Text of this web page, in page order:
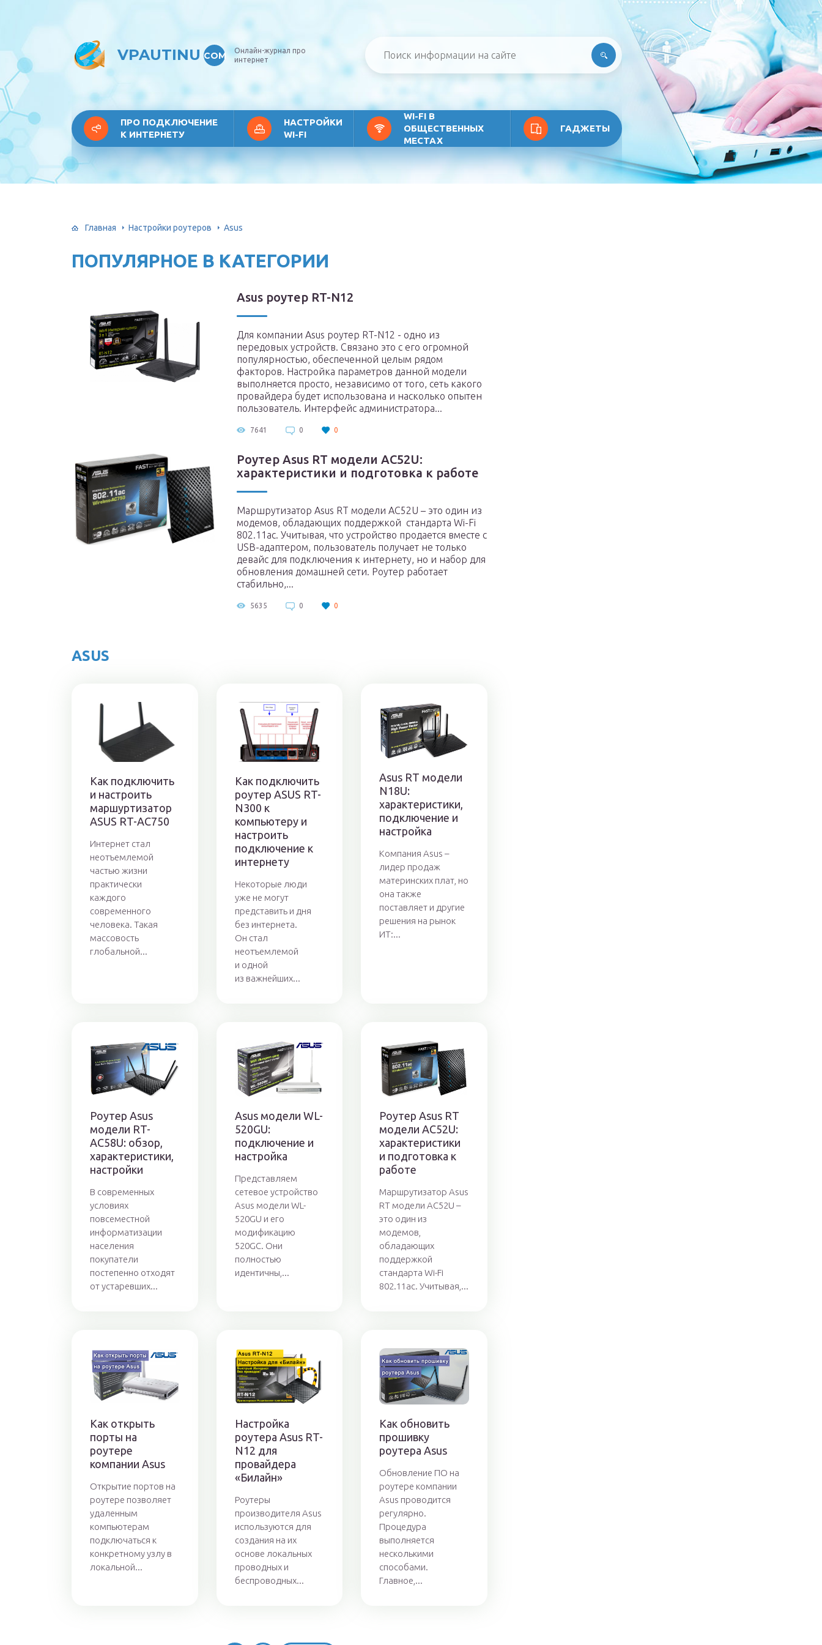
VPAUTINU COM
Онлайн-журнал про
интернет
ПРО ПОДКЛЮЧЕНИЕ
К ИНТЕРНЕТУ
НАСТРОЙКИ
WI-FI
WI-FI В
ОБЩЕСТВЕННЫХ
МЕСТАХ
ГАДЖЕТЫ
Главная Настройки роутеров Asus
ПОПУЛЯРНОЕ В КАТЕГОРИИ
Asus роутер RT-N12
Для компании Asus роутер RT-N12 - одно из
передовых устройств. Связано это с его огромной
популярностью, обеспеченной целым рядом
факторов. Настройка параметров данной модели
выполняется просто, независимо от того, сеть какого
провайдера будет использована и насколько опытен
пользователь. Интерфейс администратора...
7641 0 0
Роутер Asus RT модели AC52U:
характеристики и подготовка к работе
Маршрутизатор Asus RT модели AC52U – это один из
модемов, обладающих поддержкой стандарта Wi-Fi
802.11ac. Учитывая, что устройство продается вместе с
USB-адаптером, пользователь получает не только
девайс для подключения к интернету, но и набор для
обновления домашней сети. Роутер работает
стабильно,...
5635 0 0
ASUS
Как подключить
и настроить
маршуртизатор
ASUS RT-AC750
Интернет стал
неотъемлемой
частью жизни
практически
каждого
современного
человека. Такая
массовость
глобальной...
Как подключить
роутер ASUS RT-
N300 к
компьютеру и
настроить
подключение к
интернету
Некоторые люди
уже не могут
представить и дня
без интернета.
Он стал
неотъемлемой
и одной
из важнейших...
Asus RT модели
N18U:
характеристики,
подключение и
настройка
Компания Asus –
лидер продаж
материнских плат, но
она также
поставляет и другие
решения на рынок
ИТ:...
Роутер Asus
модели RT-
AC58U: обзор,
характеристики,
настройки
В современных
условиях
повсеместной
информатизации
населения
покупатели
постепенно отходят
от устаревших...
Asus модели WL-
520GU:
подключение и
настройка
Представляем
сетевое устройство
Asus модели WL-
520GU и его
модификацию
520GC. Они
полностью
идентичны,...
Роутер Asus RT
модели AC52U:
характеристики
и подготовка к
работе
Маршрутизатор Asus
RT модели AC52U –
это один из
модемов,
обладающих
поддержкой
стандарта Wi-Fi
802.11ac. Учитывая,...
Как открыть
порты на
роутере
компании Asus
Открытие портов на
роутере позволяет
удаленным
компьютерам
подключаться к
конкретному узлу в
локальной...
Настройка
роутера Asus RT-
N12 для
провайдера
«Билайн»
Роутеры
производителя Asus
используются для
создания на их
основе локальных
проводных и
беспроводных...
Как обновить
прошивку
роутера Asus
Обновление ПО на
роутере компании
Asus проводится
регулярно.
Процедура
выполняется
несколькими
способами.
Главное,...